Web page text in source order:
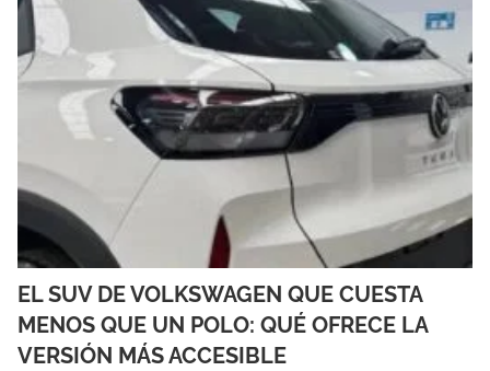
EL SUV DE VOLKSWAGEN QUE CUESTA
MENOS QUE UN POLO: QUÉ OFRECE LA
VERSIÓN MÁS ACCESIBLE